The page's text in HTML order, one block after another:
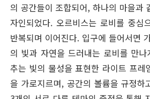
의 공간들이 조합되어, 하나의 마을과
자인되었다. 오르비스는 로비를 중심
반복되며 이어진다. 입구에 들어서면
의 빛과 자연을 드러내는 로비를 만
추는 빛의 물성을 표현한 라이트 프레
을 가로지르며, 공간의 볼륨을 규정하